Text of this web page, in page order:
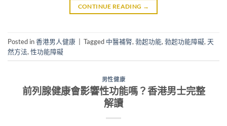
CONTINUE READING →
Posted in香港男人健康 Tagged 中醫補腎, 勃起功能, 勃起功能障礙, 天
然方法, 性功能障礙
男性健康
前列腺健康會影響性功能嗎？香港男士完整
解讀